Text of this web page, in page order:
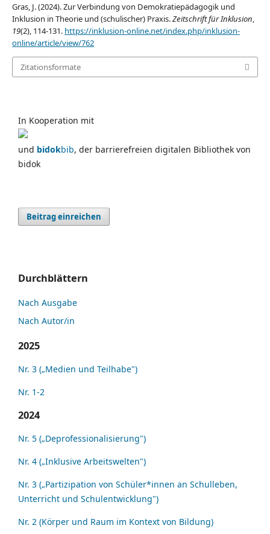
Gras, J. (2024). Zur Verbindung von Demokratiepädagogik und
Inklusion in Theorie und (schulischer) Praxis.Zeitschrift für Inklusion,
19(2), 114-131. https://inklusion-online.net/index.php/inklusion-
online/article/view/762
Zitationsformate
In Kooperation mit
und bidokbib, der barrierefreien digitalen Bibliothek von
bidok
Beitrag einreichen
Durchblättern
Nach Ausgabe
Nach Autor/in
2025
Nr. 3 („Medien und Teilhabe")
Nr. 1-2
2024
Nr. 5 („Deprofessionalisierung")
Nr. 4 („Inklusive Arbeitswelten")
Nr. 3 („Partizipation von Schüler*innen an Schulleben,
Unterricht und Schulentwicklung")
Nr. 2 (Körper und Raum im Kontext von Bildung)